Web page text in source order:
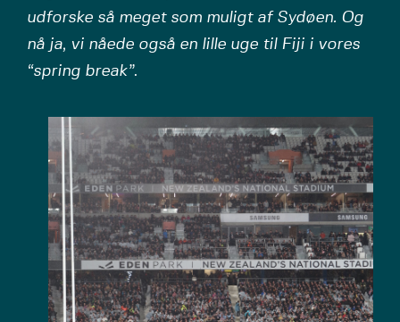
udforske så meget som muligt af Sydøen. Og
nå ja, vi nåede også en lille uge til Fiji i vores
“spring break”.